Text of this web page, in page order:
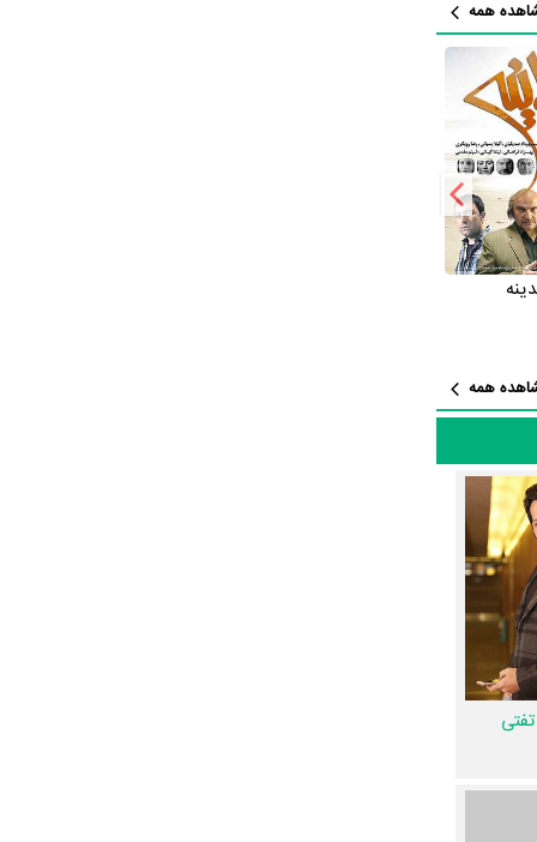
یک رابطه همکاری شکل گرفته که
محمد
درباره
سوغات
پوستر
حواشی سریال
به این
و
همه
همه